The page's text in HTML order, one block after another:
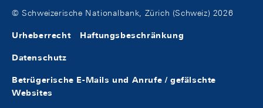
© Schweizerische Nationalbank, Zürich (Schweiz) 2026
Urheberrecht Haftungsbeschränkung
Datenschutz
Betrügerische E-Mails und Anrufe / gefälschte
Websites